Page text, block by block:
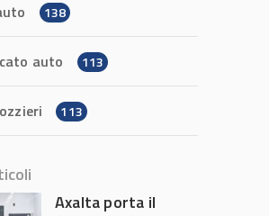
138
auto 113
113
Axalta porta il